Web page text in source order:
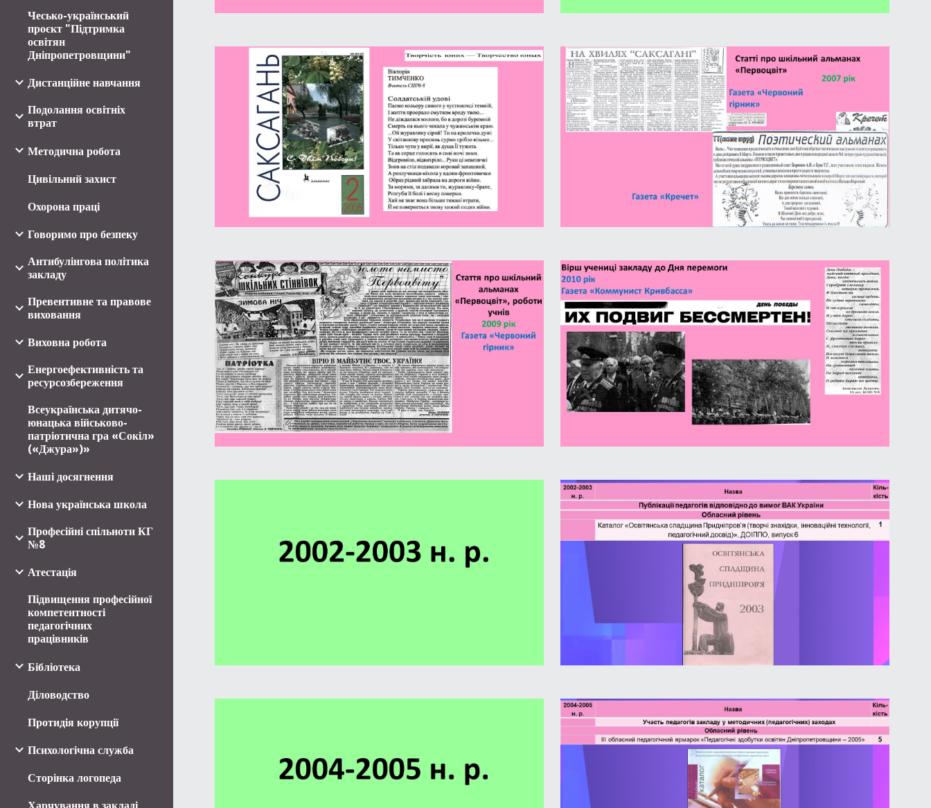
Чесько-український
проєкт "Підтримка
освітян
Дніпропетровщини"
Дистанційне навчання
Подолання освітніх
втрат
Методична робота
Цивільний захист
Охорона праці
Говоримо про безпеку
Антибулінгова політика
закладу
Превентивне та правове
виховання
Виховна робота
Енергоефективність та
ресурсозбереження
Всеукраїнська дитячо-
юнацька військово-
патріотична гра «Сокіл»
(«Джура»)»
Наші досягнення
Нова українська школа
Професійні спільноти КГ
№8
Атестація
Підвищення професійної
компетентності
педагогічних
працівників
Бібліотека
Діловодство
Протидія корупції
Психологічна служба
Сторінка логопеда